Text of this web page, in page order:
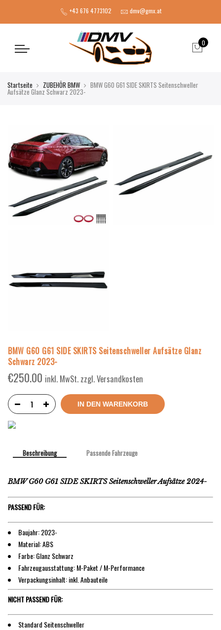
+43 676 4773102 dmv@gmx.at
0
Startseite ZUBEHÖR BMW BMW G60 G61 SIDE SKIRTS Seitenschweller
Aufsätze Glanz Schwarz 2023-
BMW G60 G61 SIDE SKIRTS Seitenschweller Aufsätze Glanz
Schwarz 2023-
€250.00 inkl. MwSt. zzgl. Versandkosten
IN DEN WARENKORB
Beschreibung Passende Fahrzeuge
BMW G60 G61 SIDE SKIRTS Seitenschweller Aufsätze 2024-
PASSEND FÜR:
Baujahr: 2023-
Material: ABS
Farbe: Glanz Schwarz
Fahrzeugausstattung: M-Paket / M-Performance
Verpackungsinhalt: inkl. Anbauteile
NICHT PASSEND FÜR:
Standard Seitenschweller